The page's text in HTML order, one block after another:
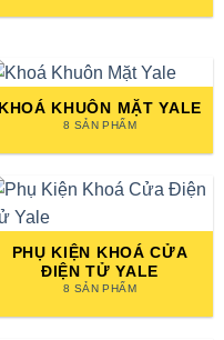
KHOÁ KHUÔN MẶT YALE
8 SẢN PHẨM
PHỤ KIỆN KHOÁ CỬA
ĐIỆN TỬ YALE
8 SẢN PHẨM